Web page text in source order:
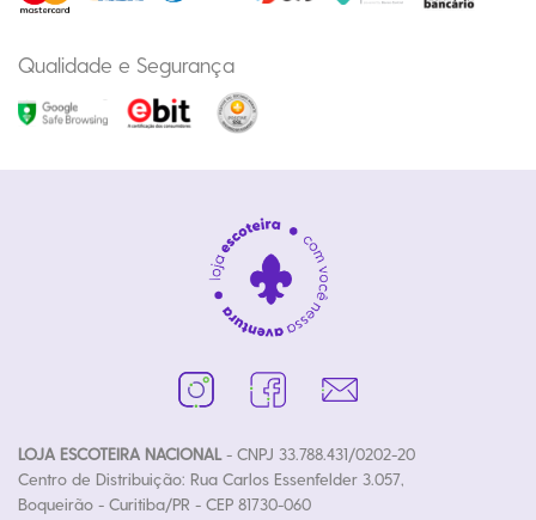
Qualidade e Segurança
LOJA ESCOTEIRA NACIONAL- CNPJ 33.788.431/0202-20
Centro de Distribuição: Rua Carlos Essenfelder 3.057,
Boqueirão - Curitiba/PR - CEP 81730-060